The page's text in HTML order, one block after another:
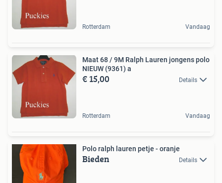
Rotterdam Vandaag
Maat 68 / 9M Ralph Lauren jongens polo
NIEUW (9361) a
€ 15,00 Details
Rotterdam Vandaag
Polo ralph lauren petje - oranje
Bieden Details